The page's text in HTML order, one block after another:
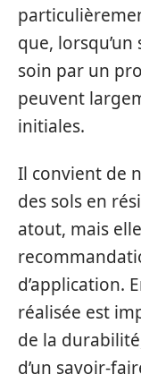
que,
soin par un
peuvent
initiales.
Il convient de
des sols en
atout, mais
d’application.
réalisée est
de la
d’un savoir-